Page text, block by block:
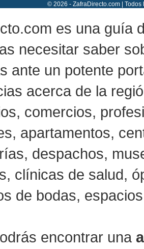
© 2026 - ZafraDirecto.com |
es una guía
necesitar saber
ante un potente
acerca de la
comercios,
apartamentos,
despachos,
clínicas de salud,
de bodas,
encontrar una